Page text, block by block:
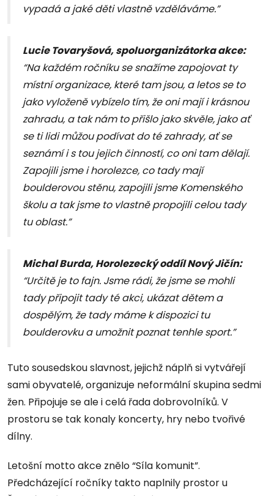
vypadá a jaké děti vlastně vzděláváme.”
Lucie Tovaryšová, spoluorganizátorka akce:
“Na každém ročníku se snažíme zapojovat ty
místní organizace, které tam jsou, a letos se to
jako vyloženě vybízelo tím, že oni mají i krásnou
zahradu, a tak nám to přišlo jako skvěle, jako ať
se ti lidi můžou podívat do té zahrady, ať se
seznámí i s tou jejich činností, co oni tam dělají.
Zapojili jsme i horolezce, co tady mají
boulderovou stěnu, zapojili jsme Komenského
školu a tak jsme to vlastně propojili celou tady
tu oblast.”
Michal Burda, Horolezecký oddíl Nový Jičín:
“Určitě je to fajn. Jsme rádi, že jsme se mohli
tady připojit tady té akci, ukázat dětem a
dospělým, že tady máme k dispozici tu
boulderovku a umožnit poznat tenhle sport.”
Tuto sousedskou slavnost, jejichž náplň si vytvářejí
sami obyvatelé, organizuje neformální skupina sedmi
žen. Připojuje se ale i celá řada dobrovolníků. V
prostoru se tak konaly koncerty, hry nebo tvořivé
dílny.
Letošní motto akce znělo “Síla komunit”.
Předcházející ročníky takto naplnily prostor u